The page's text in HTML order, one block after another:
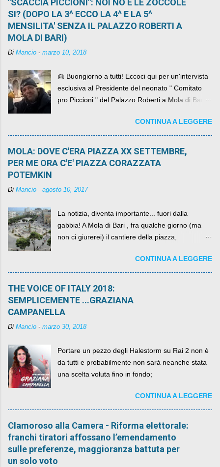
"SCACCIA PICCIONI": NOI NO E LE ZOCCOLE
SI? (DOPO LA 3^ ECCO LA 4^ E LA 5^
MENSILITA' SENZA IL PALAZZO ROBERTI A
MOLA DI BARI)
Di Mancio - marzo 10, 2018
👱 Buongiorno a tutti! Eccoci qui per un'intervista
esclusiva al Presidente del neonato " Comitato
pro Piccioni " del Palazzo Roberti a Mola di Bari ,
come definirlo... signor?....CONTINUA A LEGGERE
MOLA: DOVE C'ERA PIAZZA XX SETTEMBRE,
PER ME ORA C'E' PIAZZA CORAZZATA
POTEMKIN
Di Mancio - agosto 10, 2017
La notizia, diventa importante... fuori dalla
gabbia! A Mola di Bari , fra qualche giorno (ma
non ci giurerei) il cantiere della piazza,
per un numero esorbitante di mesi, non ci sarà
più. C'era una volta Piazza XX Settembre ,
CONTINUA A LEGGERE
THE VOICE OF ITALY 2018:
SEMPLICEMENTE ...GRAZIANA
CAMPANELLA
Di Mancio - marzo 30, 2018
Portare un pezzo degli Halestorm su Rai 2 non è
da tutti e probabilmente non sarà neanche stata
una scelta voluta fino in fondo;
CONTINUA A LEGGERE
Clamoroso alla Camera - Riforma elettorale:
franchi tiratori affossano l’emendamento
sulle preferenze, maggioranza battuta per
un solo voto